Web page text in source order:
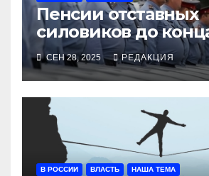
Пенсии отставных
силовиков до
повысятся вместе с
окладами
СЕН 28, 2025 РЕДАКЦИЯ
В РОССИИ ВЛАСТЬ НАША ТЕМА